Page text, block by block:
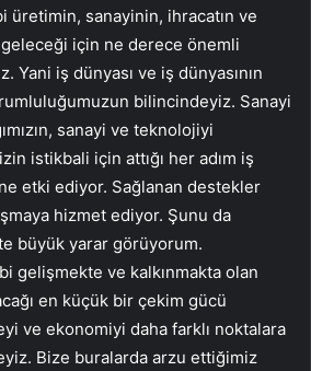
üretimin, sanayinin, ihracatın ve
için ne derece önemli
Yani iş dünyası ve iş dünyasının
bilincindeyiz. Sanayi
sanayi ve teknolojiyi
istikbali için attığı her adım iş
etki ediyor. Sağlanan destekler
hizmet ediyor. Şunu da
büyük yarar görüyorum.
gelişmekte ve kalkınmakta olan
en küçük bir çekim gücü
ve ekonomiyi daha farklı noktalara
Bize buralarda arzu ettiğimiz